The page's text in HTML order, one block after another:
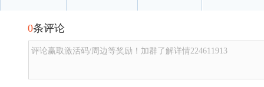
0条评论
评论赢取激活码/周边等奖励！加群了解详情224611913